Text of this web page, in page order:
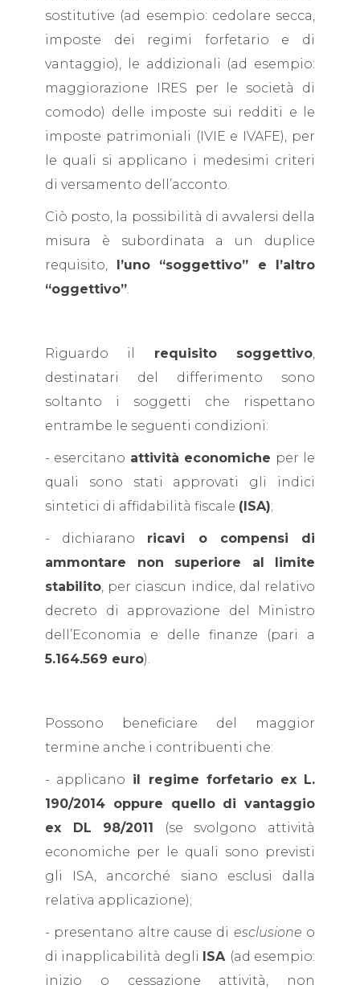
sostitutive (ad esempio: cedolare secca,
imposte dei regimi forfetario e di
vantaggio), le addizionali (ad esempio:
maggiorazione IRES per le società di
comodo) delle imposte sui redditi e le
imposte patrimoniali (IVIE e IVAFE), per
le quali si applicano i medesimi criteri
di versamento dell’acconto.
Ciò posto, la possibilità di avvalersi della
misura è subordinata a un duplice
requisito, l’uno “soggettivo” e l’altro
“oggettivo”
Riguardo il requisito soggettivo
destinatari del differimento sono
soltanto i soggetti che rispettano
entrambe le seguenti condizioni:
- esercitano attività economiche per le
quali sono stati approvati gli indici
sintetici di affidabilità fiscale (ISA);
- dichiarano ricavi o compensi di
ammontare non superiore al limite
stabilito , per ciascun indice, dal relativo
decreto di approvazione del Ministro
dell’Economia e delle finanze (pari a
5.164.569 euro).
Possono beneficiare del maggior
termine anche i contribuenti che:
- applicano il regime forfetario ex L.
190/2014 oppure quello di vantaggio
ex DL 98/2011 (se svolgono attività
economiche per le quali sono previsti
gli ISA, ancorché siano esclusi dalla
relativa applicazione);
- presentano altre cause di esclusione o
di inapplicabilità degli ISA (ad esempio:
inizio o cessazione attività, non